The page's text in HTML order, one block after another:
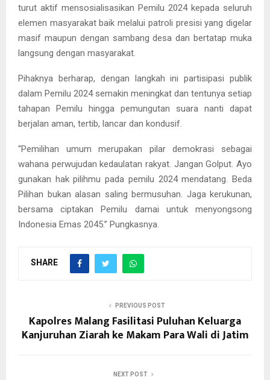
turut aktif mensosialisasikan Pemilu 2024 kepada seluruh
elemen masyarakat baik melalui patroli presisi yang digelar
masif maupun dengan sambang desa dan bertatap muka
langsung dengan masyarakat.
Pihaknya berharap, dengan langkah ini partisipasi publik
dalam Pemilu 2024 semakin meningkat dan tentunya setiap
tahapan Pemilu hingga pemungutan suara nanti dapat
berjalan aman, tertib, lancar dan kondusif.
“Pemilihan umum merupakan pilar demokrasi sebagai
wahana perwujudan kedaulatan rakyat. Jangan Golput. Ayo
gunakan hak pilihmu pada pemilu 2024 mendatang. Beda
Pilihan bukan alasan saling bermusuhan. Jaga kerukunan,
bersama ciptakan Pemilu damai untuk menyongsong
Indonesia Emas 2045.” Pungkasnya.
SHARE
PREVIOUS POST
Kapolres Malang Fasilitasi Puluhan Keluarga
Kanjuruhan Ziarah ke Makam Para Wali di Jatim
NEXT POST